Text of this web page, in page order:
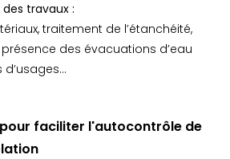
travaux :
traitement de l’étanchéité,
présence des évacuations d’eau
d’usages…
faciliter l'autocontrôle de